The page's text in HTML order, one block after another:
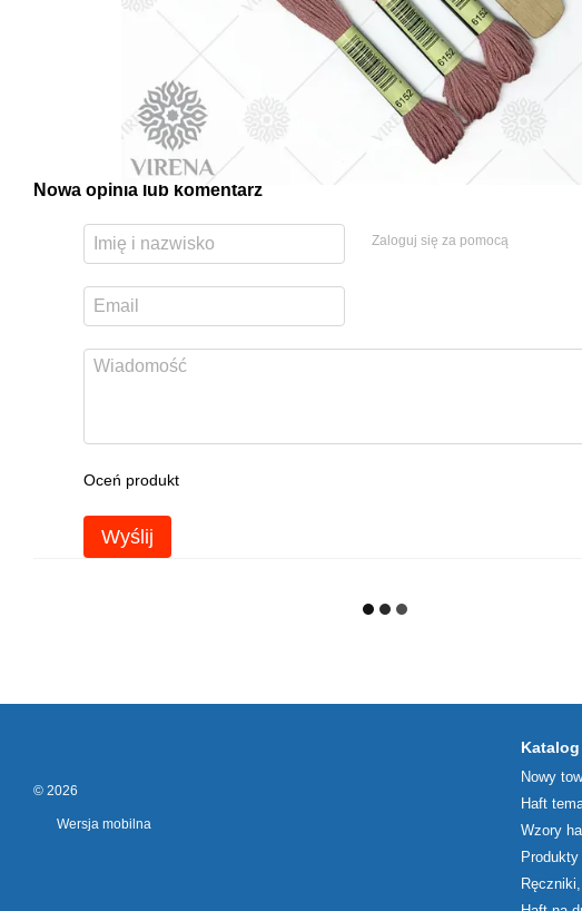
Nowa opinia lub komentarz
Zaloguj się za pomocą
Oceń produkt
Wyślij
© 2026
Wersja mobilna
Katalog
Nowy
Haft
Wzory